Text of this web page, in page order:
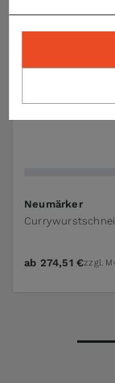
Neumärker
ab 274,51 €zzgl.